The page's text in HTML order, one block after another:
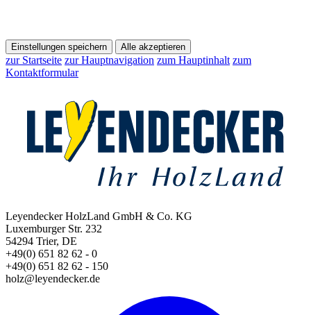
Einstellungen speichern Alle akzeptieren
zur Startseite zur Hauptnavigation zum Hauptinhalt zum
Kontaktformular
Leyendecker HolzLand GmbH & Co. KG
Luxemburger Str. 232
54294 Trier, DE
+49(0) 651 82 62 - 0
+49(0) 651 82 62 - 150
holz@leyendecker.de